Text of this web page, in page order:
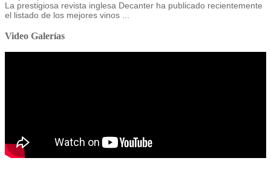
La prestigiosa revista inglesa Decanter ha publicado recientemente
el listado de los mejores vinos ...
Video Galerías